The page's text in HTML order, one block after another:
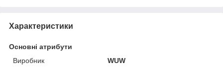
Характеристики
Основні атрибути
Виробник
WUW